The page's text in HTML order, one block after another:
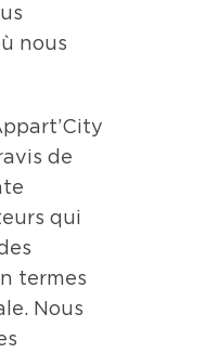
nous
de
qui
termes
Nous